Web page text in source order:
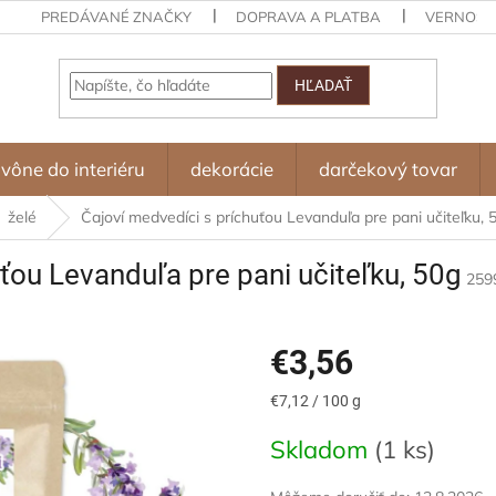
PREDÁVANÉ ZNAČKY DOPRAVA A PLATBA
HĽADAŤ
vône do interiéru dekorácie darčekový tovar
želé Čajoví medvedíci s príchuťou Levanduľa pre pani učiteľku,
Levanduľa pre pani učiteľku, 50g
€3,56
Jednotková
€7,12 / 100 g
Skladom (1 ks)